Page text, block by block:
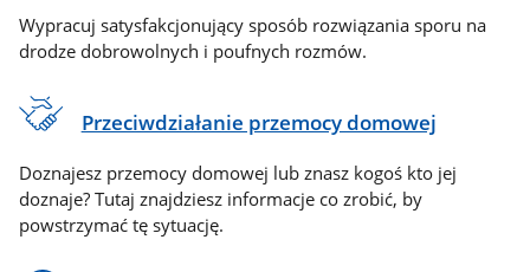
Wypracuj satysfakcjonujący sposób rozwiązania sporu na
drodze dobrowolnych i poufnych rozmów.
Przeciwdziałanie przemocy domowej
Doznajesz przemocy domowej lub znasz kogoś kto jej
doznaje? Tutaj znajdziesz informacje co zrobić, by
powstrzymać tę sytuację.